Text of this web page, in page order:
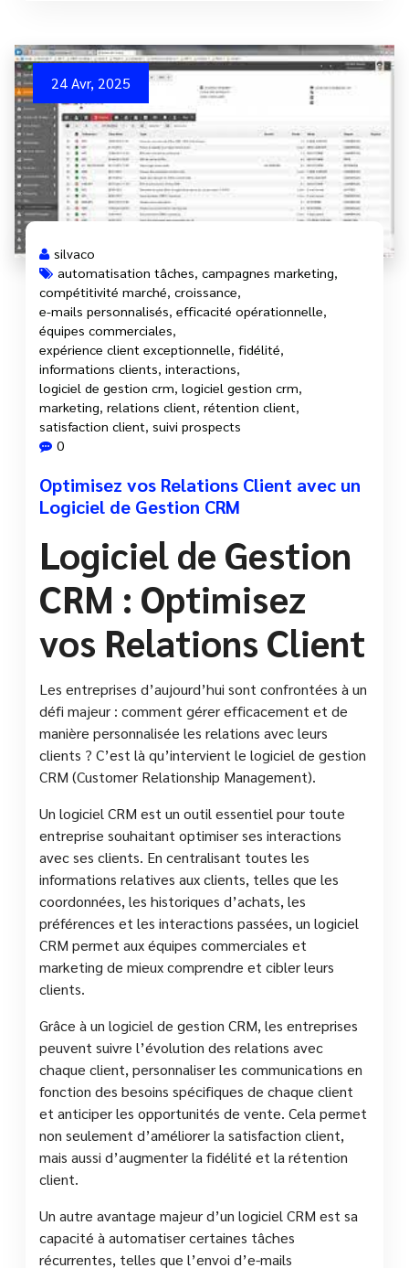
24 Avr, 2025
silvaco
automatisation tâches campagnes marketing
compétitivité marché croissance
e-mails personnalisés efficacité opérationnelle
équipes commerciales
expérience client exceptionnelle fidélité
informations clients interactions
logiciel de gestion crm logiciel gestion crm
marketing relations client rétention client
satisfaction client suivi prospects
0
Optimisez vos Relations Client avec un
Logiciel de Gestion CRM
Logiciel de Gestion
CRM : Optimisez
vos Relations Client
Les entreprises d’aujourd’hui sont confrontées à un
défi majeur : comment gérer efficacement et de
manière personnalisée les relations avec leurs
clients ? C’est là qu’intervient le logiciel de gestion
CRM (Customer Relationship Management).
Un logiciel CRM est un outil essentiel pour toute
entreprise souhaitant optimiser ses interactions
avec ses clients. En centralisant toutes les
informations relatives aux clients, telles que les
coordonnées, les historiques d’achats, les
préférences et les interactions passées, un logiciel
CRM permet aux équipes commerciales et
marketing de mieux comprendre et cibler leurs
clients.
Grâce à un logiciel de gestion CRM, les entreprises
peuvent suivre l’évolution des relations avec
chaque client, personnaliser les communications en
fonction des besoins spécifiques de chaque client
et anticiper les opportunités de vente. Cela permet
non seulement d’améliorer la satisfaction client,
mais aussi d’augmenter la fidélité et la rétention
client.
Un autre avantage majeur d’un logiciel CRM est sa
capacité à automatiser certaines tâches
récurrentes, telles que l’envoi d’e-mails